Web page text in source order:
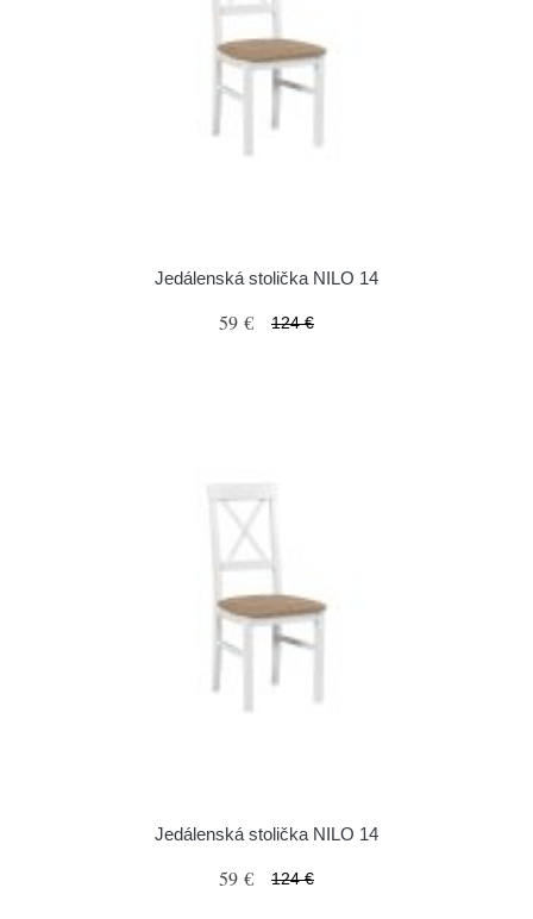
Jedálenská stolička NILO 14
59 € 124 €
Jedálenská stolička NILO 14
59 € 124 €